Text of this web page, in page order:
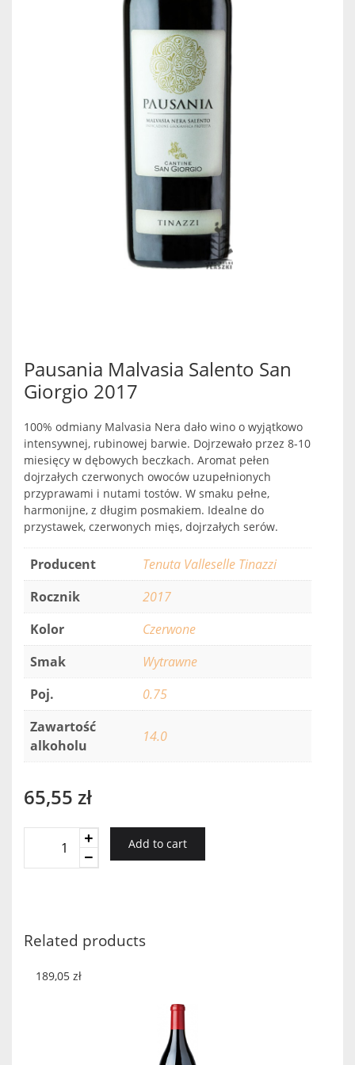
Pausania Malvasia Salento San
Giorgio 2017
100% odmiany Malvasia Nera dało wino o wyjątkowo
intensywnej, rubinowej barwie. Dojrzewało przez 8-10
miesięcy w dębowych beczkach. Aromat pełen
dojrzałych czerwonych owoców uzupełnionych
przyprawami i nutami tostów. W smaku pełne,
harmonijne, z długim posmakiem. Idealne do
przystawek, czerwonych mięs, dojrzałych serów.
Producent
Tenuta Valleselle Tinazzi
Rocznik
2017
Kolor
Czerwone
Smak
Wytrawne
Poj.
0.75
Zawartość
alkoholu
14.0
65,55 zł
Malvasia
2017
quantity
Add to cart
Related products
189,05 zł